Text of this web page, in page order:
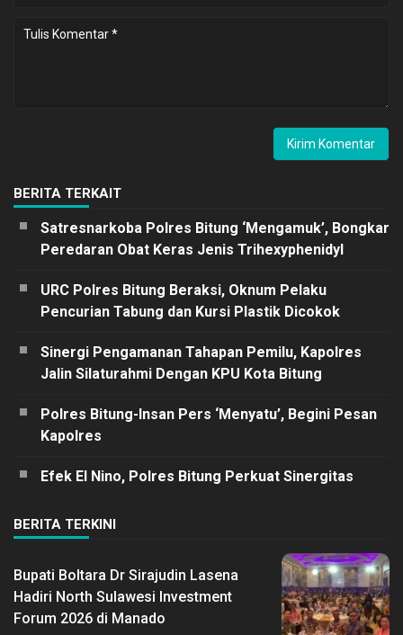
BERITA TERKAIT
Satresnarkoba Polres Bitung ‘Mengamuk’, Bongkar
Peredaran Obat Keras Jenis Trihexyphenidyl
URC Polres Bitung Beraksi, Oknum Pelaku
Pencurian Tabung dan Kursi Plastik Dicokok
Sinergi Pengamanan Tahapan Pemilu, Kapolres
Jalin Silaturahmi Dengan KPU Kota Bitung
Polres Bitung-Insan Pers ‘Menyatu’, Begini Pesan
Kapolres
Efek El Nino, Polres Bitung Perkuat Sinergitas
BERITA TERKINI
Bupati Boltara Dr Sirajudin Lasena
Hadiri North Sulawesi Investment
Forum 2026 di Manado